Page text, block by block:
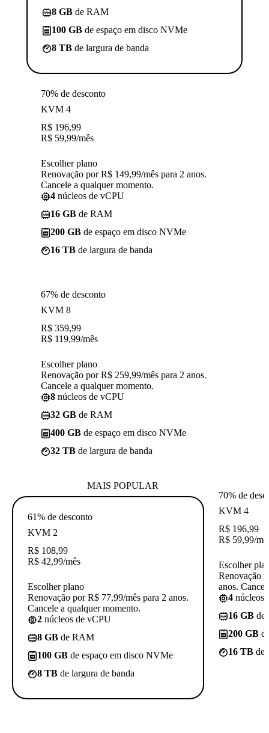
8 GB de RAM
100 GB de espaço em disco NVMe
8 TB de largura de banda
70% de desconto
KVM 4
R$ 196,99
R$ 59,99/mês
Escolher plano
Renovação por R$ 149,99/mês para 2 anos.
Cancele a qualquer momento.
4 núcleos de vCPU
16 GB de RAM
200 GB de espaço em disco NVMe
16 TB de largura de banda
67% de desconto
KVM 8
R$ 359,99
R$ 119,99/mês
Escolher plano
Renovação por R$ 259,99/mês para 2 anos.
Cancele a qualquer momento.
8 núcleos de vCPU
32 GB de RAM
400 GB de espaço em disco NVMe
32 TB de largura de banda
MAIS POPULAR
61% de desconto
KVM 2
R$ 108,99
R$ 42,99/mês
Escolher plano
Renovação por R$ 77,99/mês para 2 anos.
Cancele a qualquer momento.
2 núcleos de vCPU
8 GB de RAM
100 GB de espaço em disco NVMe
8 TB de largura de banda
70% de
KVM 4
R$ 196,99
R$ 59,99/
Escolher
Renovação
anos.
4 núcleos
16 GB de
200 GB
16 TB de